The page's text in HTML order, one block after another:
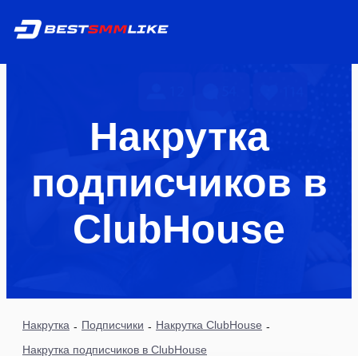
Накрутка
подписчиков в
ClubHouse
Накрутка - Подписчики - Накрутка ClubHouse -
Накрутка подписчиков в ClubHouse